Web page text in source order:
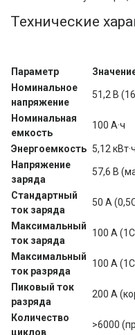
Технические
Параметр
Номинальное
напряжение
51,2 В
Номинальная
емкость
100 А·ч
Энергоемкость 5,12 кВт·ч
Напряжение
заряда
57,6 В
Стандартный
ток заряда
50 А
Максимальный
ток заряда
100 А
Максимальный
ток разряда
100 А
Пиковый ток
разряда
200 А
Количество
циклов
>6000